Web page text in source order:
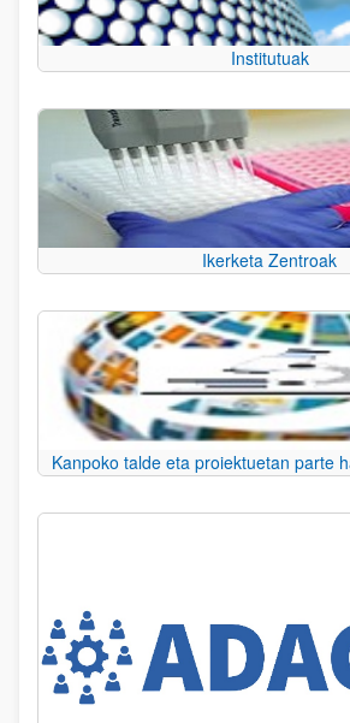
Institutuak
Ikerketa Zentroak
Kanpoko talde eta proiektuetan parte